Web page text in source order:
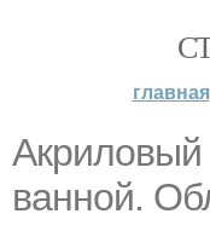
главная
Акриловый
ванной.